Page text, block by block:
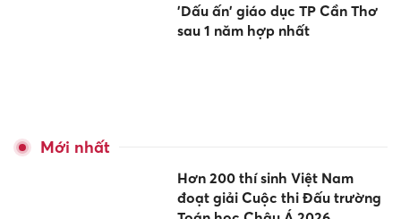
'Dấu ấn' giáo dục TP Cần Thơ
sau 1 năm hợp nhất
Mới nhất
Hơn 200 thí sinh Việt Nam
đoạt giải Cuộc thi Đấu trường